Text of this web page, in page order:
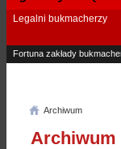
Legalni bukmacherzy
Fortuna zakłady
Archiwum
Archiwum